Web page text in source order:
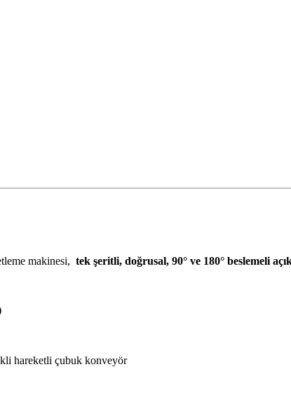
makinesi, tek şeritli, doğrusal, 90° ve 180° beslemeli
hareketli çubuk konveyör